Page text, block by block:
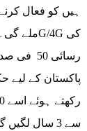
ہیں کو فعال
رسائی
پاکستان کے لیے
سے 3 سال